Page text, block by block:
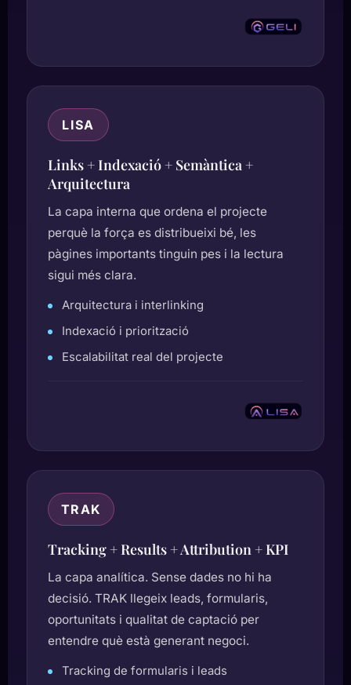
LISA
Links + Indexació + Semàntica +
Arquitectura
La capa interna que ordena el projecte
perquè la força es distribueixi bé, les
pàgines importants tinguin pes i la lectura
sigui més clara.
Arquitectura i interlinking
Indexació i priorització
Escalabilitat real del projecte
TRAK
Tracking + Results + Attribution + KPI
La capa analítica. Sense dades no hi ha
decisió. TRAK llegeix leads, formularis,
oportunitats i qualitat de captació per
entendre què està generant negoci.
Tracking de formularis i leads